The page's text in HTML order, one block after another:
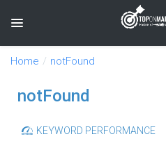
Toggle navigation
Home notFound
notFound
KEYWORD PERFORMANCE